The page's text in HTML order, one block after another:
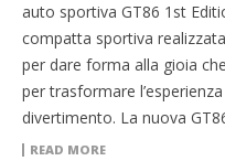
auto sportiva GT86 1st
compatta sportiva
per dare forma alla gioia
per trasformare
divertimento. La nuova
READ MORE